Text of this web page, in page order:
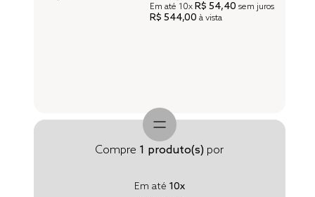
Em até 10x R$ 54,40 sem juros
R$ 544,00 à vista
Compre 1 produto(s) por
Em até 10x